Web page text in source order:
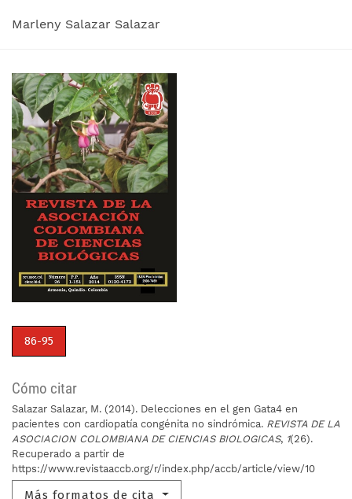
Marleny Salazar Salazar
86-95
Cómo citar
Salazar Salazar, M. (2014). Delecciones en el gen Gata4 en
pacientes con cardiopatía congénita no sindrómica. REVISTA DE LA
ASOCIACION COLOMBIANA DE CIENCIAS BIOLOGICAS, 1(26).
Recuperado a partir de
https://www.revistaaccb.org/r/index.php/accb/article/view/10
Más formatos de cita